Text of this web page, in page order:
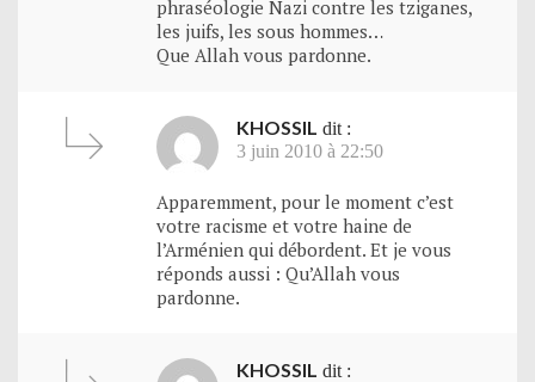
phraséologie Nazi contre les tziganes,
les juifs, les sous hommes…
Que Allah vous pardonne.
KHOSSIL dit :
3 juin 2010 à 22:50
Apparemment, pour le moment c’est
votre racisme et votre haine de
l’Arménien qui débordent. Et je vous
réponds aussi : Qu’Allah vous
pardonne.
KHOSSIL dit :